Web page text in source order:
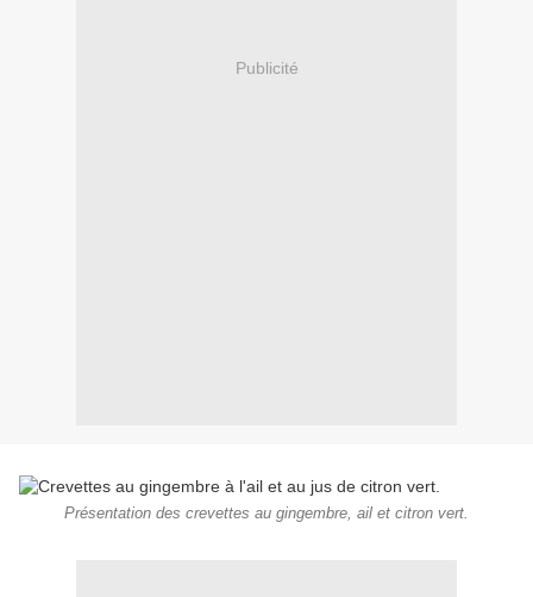
Publicité
Présentation des crevettes au gingembre, ail et citron vert.